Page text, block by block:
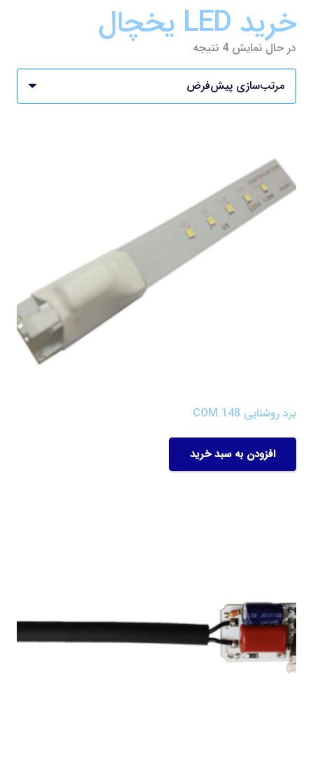
خرید LED یخچال
در حال نمایش 4 نتیجه
برد روشنایی COM 148
افزودن به سبد خرید